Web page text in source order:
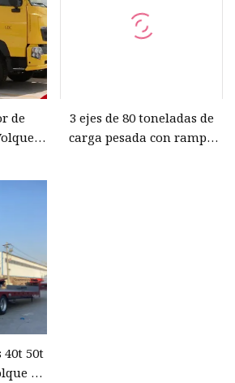
de
3 ejes de 80 toneladas de
carga pesada con rampa
40t 50t
de